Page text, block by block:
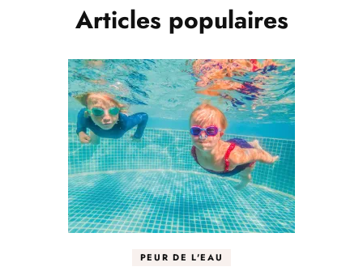
Articles populaires
PEUR DE L'EAU